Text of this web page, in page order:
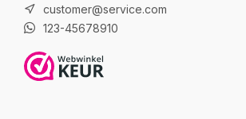
customer@service.com
123-45678910